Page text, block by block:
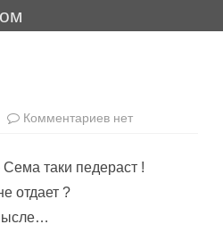
Комментариевк нет
таки педераст !
отдает ?